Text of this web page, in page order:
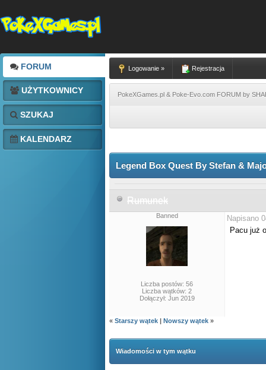
FORUM
UŻYTKOWNICY
SZUKAJ
KALENDARZ
Logowanie » Rejestracja
PokeXGames.pl & Poke-Evo.com FORUM by
Legend Box Quest By Stefan &
Rumunek
Banned
Liczba postów: 56
Liczba wątków: 2
Dołączył: Jun 2019
Napisano
Pacu już
« Starszy wątek | Nowszy wątek »
Wiadomości w tym wątku